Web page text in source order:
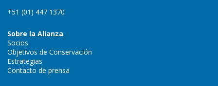
+51 (01) 447 1370
Sobre la Alianza
Socios
Objetivos de Conservación
Estrategias
Contacto de prensa